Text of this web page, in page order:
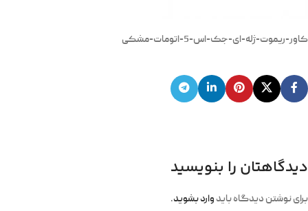
کاور-ریموت-ژله-ای-جک-اس-5-اتومات-مشکی
دیدگاهتان را بنویسید
برای نوشتن دیدگاه باید وارد بشوید.